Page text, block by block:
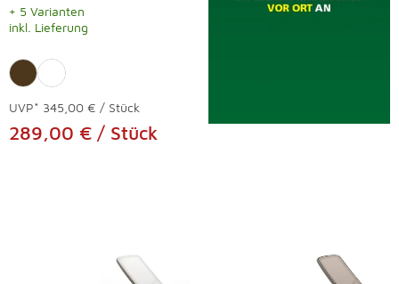
+ 5 Varianten
inkl. Lieferung
UVP* 345,00 € / Stück
289,00 € / Stück